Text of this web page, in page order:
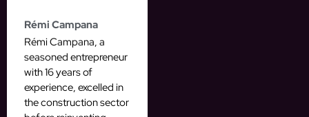
Rémi Campana
Rémi Campana, a
seasoned entrepreneur
with 16 years of
experience, excelled in
the construction sector